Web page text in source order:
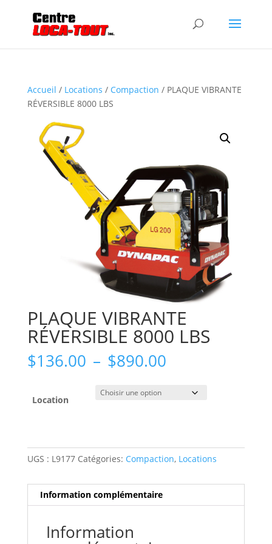
Accueil / Locations / Compaction / PLAQUE VIBRANTE
RÉVERSIBLE 8000 LBS
PLAQUE VIBRANTE
RÉVERSIBLE 8000 LBS
$136.00 – $890.00Plage
prix :
$136.00
Location
UGS : L9177 Catégories: Compaction, Locations
Information complémentaire
Information